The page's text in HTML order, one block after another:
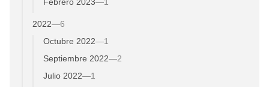
2022—6
Octubre 2022—1
Septiembre 2022—2
Julio 2022—1